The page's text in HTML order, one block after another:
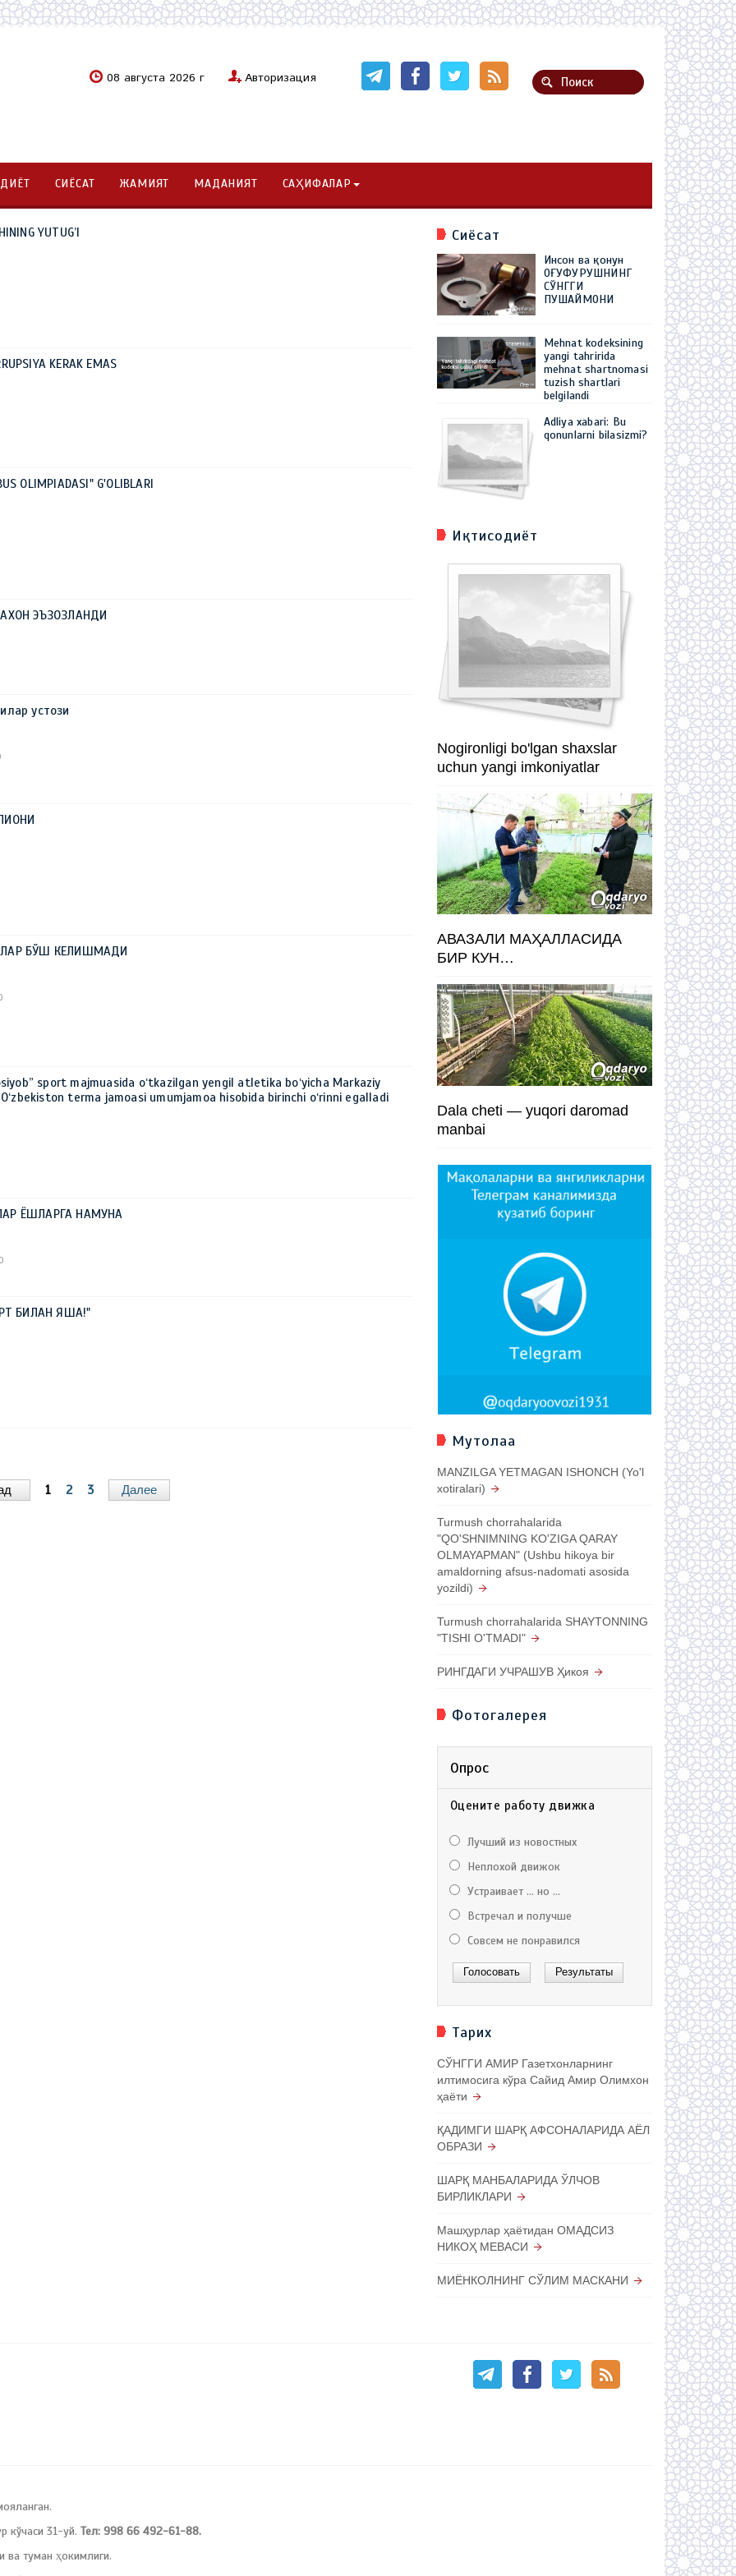
08 августа 2026 г Авторизация
СИЁСАТ ЖАМИЯТ МАДАНИЯТ САҲИФАЛАР
YUTUG’I
KERAK EMAS
OLIMPIADASI" G'OLIBLARI
ЭЪЗОЗЛАНДИ
устози
БЎШ КЕЛИШМАДИ
sport majmuasida o‘tkazilgan yengil atletika bo‘yicha Markaziy
terma jamoasi umumjamoa hisobida birinchi o‘rinni egalladi
ЁШЛАРГА НАМУНА
БИЛАН ЯША!"
1 2 3 Далее
Сиёсат
Инсон ва қонун
ОҒУФУРУШНИНГ
СЎНГГИ
ПУШАЙМОНИ
Mehnat kodeksining
yangi tahririda
mehnat shartnomasi
tuzish shartlari
belgilandi
Adliya xabari: Bu
qonunlarni bilasizmi?
Иқтисодиёт
Nogironligi bo'lgan shaxslar
uchun yangi imkoniyatlar
АВАЗАЛИ МАҲАЛЛАСИДА
БИР КУН…
Dala cheti — yuqori daromad
manbai
Мутолаа
MANZILGA YETMAGAN ISHONCH (Yo'l
xotiralari)
Turmush chorrahalarida
"QO'SHNIMNING KO'ZIGA QARAY
OLMAYAPMAN" (Ushbu hikoya bir
amaldorning afsus-nadomati asosida
yozildi)
Turmush chorrahalarida SHAYTONNING
"TISHI O'TMADI"
РИНГДАГИ УЧРАШУВ Ҳикоя
Фотогалерея
Опрос
Оцените работу движка
Лучший из новостных
Неплохой движок
Устраивает ... но ...
Встречал и получше
Совсем не понравился
Тарих
СЎНГГИ АМИР Газетхонларнинг
илтимосига кўра Сайид Амир Олимхон
ҳаёти
ҚАДИМГИ ШАРҚ АФСОНАЛАРИДА АЁЛ
ОБРАЗИ
ШАРҚ МАНБАЛАРИДА ЎЛЧОВ
БИРЛИКЛАРИ
Машҳурлар ҳаётидан ОМАДСИЗ
НИКОҲ МЕВАСИ
МИЁНКОЛНИНГ СЎЛИМ МАСКАНИ
кўчаси 31-уй. Тел: 998 66 492-61-88.
ва туман ҳокимлиги.